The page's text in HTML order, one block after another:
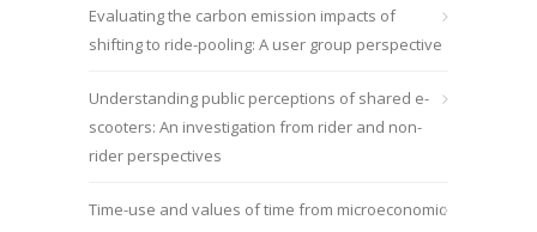
Evaluating the carbon emission impacts of
shifting to ride-pooling: A user group perspective
Understanding public perceptions of shared e-
scooters: An investigation from rider and non-
rider perspectives
Time-use and values of time from microeconomic